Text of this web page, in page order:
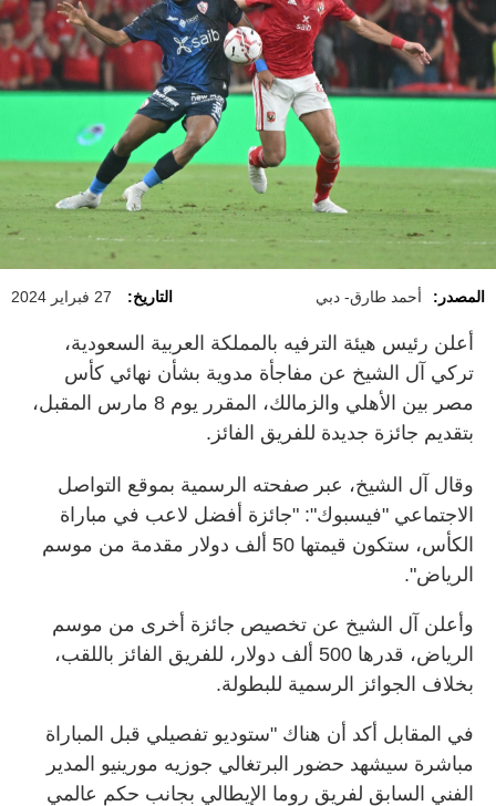
المصدر: أحمد طارق- دبي التاريخ: 27 فبراير 2024
أعلن رئيس هيئة الترفيه بالمملكة العربية السعودية،
تركي آل الشيخ عن مفاجأة مدوية بشأن نهائي كأس
مصر بين الأهلي والزمالك، المقرر يوم 8 مارس المقبل،
بتقديم جائزة جديدة للفريق الفائز.
وقال آل الشيخ، عبر صفحته الرسمية بموقع التواصل
الاجتماعي "فيسبوك": "جائزة أفضل لاعب في مباراة
الكأس، ستكون قيمتها 50 ألف دولار مقدمة من موسم
الرياض".
وأعلن آل الشيخ عن تخصيص جائزة أخرى من موسم
الرياض، قدرها 500 ألف دولار، للفريق الفائز باللقب،
بخلاف الجوائز الرسمية للبطولة.
في المقابل أكد أن هناك "ستوديو تفصيلي قبل المباراة
مباشرة سيشهد حضور البرتغالي جوزيه مورينيو المدير
الفني السابق لفريق روما الإيطالي بجانب حكم عالمي